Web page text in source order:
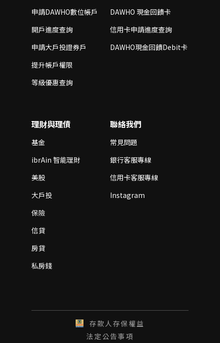
申請DAWHO數位帳戶
開戶進度查詢
申請大戶投證券戶
提升帳戶權限
等級優惠查詢
DAWHO 現金回饋卡
信用卡申請進度查詢
DAWHO現金回饋Debit卡
理財與理債
基金
ibrAin 智能理財
美股
大戶投
保險
信貸
房貸
私房錢
聯絡我們
常見問題
銀行客服專線
信用卡客服專線
Instagram
存款人存保權益
法定公告事項